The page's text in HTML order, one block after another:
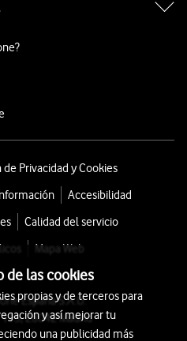
de Privacidad y Cookies
Accesibilidad
Calidad del servicio
Mapa Web
España S.A.U.
28042 Madrid
de las cookies
propias y de terceros para
y así mejorar tu
una publicidad más